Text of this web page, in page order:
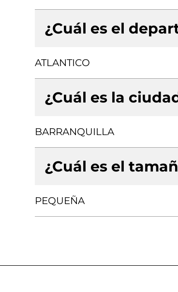
¿Cuál es el
ATLANTICO
¿Cuál es la
BARRANQUILLA
¿Cuál es el
PEQUEÑA